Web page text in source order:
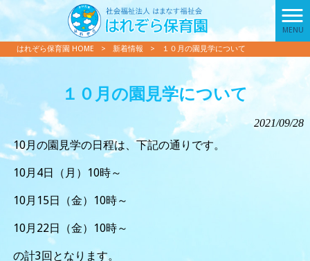
MENU
はれぞら保育園 HOME > 新着情報 > １０月の園見学について
１０月の園見学について
2021/09/28
10月の園見学の日程は、下記の通りです。
10月4日（月）10時～
10月15日（金）10時～
10月22日（金）10時～
の計3回となります。